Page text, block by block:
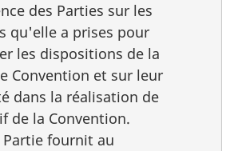
des Parties sur les
qu'elle a prises pour
les dispositions de la
Convention et sur leur
dans la réalisation de
de la Convention.
Partie fournit au